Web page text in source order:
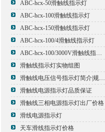
ABC-hcx-50滑触线指示灯
ABC-hcx-100滑触线指示灯
ABC-hcx-150滑触线指示灯
ABC-hcx-100/4滑触线指示灯
ABC-hcx-100/3000V滑触线指示灯
滑触线指示灯实物组图
滑触线电压信号指示灯简介|规格|型号
滑触线电源指示灯品质保证
滑触线三相电源指示灯出厂价格
滑线电源指示灯
天车滑线指示灯价格